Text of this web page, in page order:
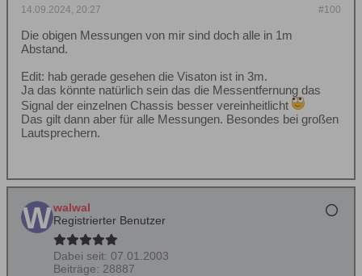
#100
14.09.2024, 20:27
Die obigen Messungen von mir sind doch alle in 1m
Abstand.
Edit: hab gerade gesehen die Visaton ist in 3m.
Ja das könnte natürlich sein das die Messentfernung das
Signal der einzelnen Chassis besser vereinheitlicht
Das gilt dann aber für alle Messungen. Besondes bei großen
Lautsprechern.
walwal
Registrierter Benutzer
Dabei seit: 07.01.2003
Beiträge: 28887